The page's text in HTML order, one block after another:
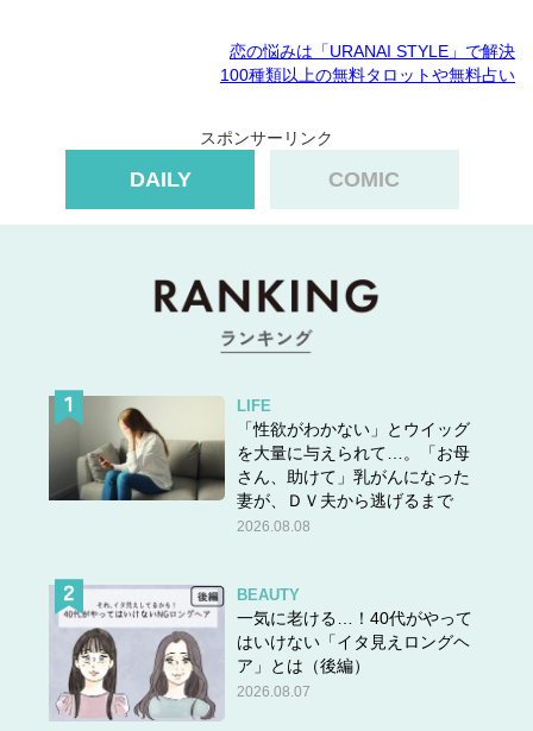
恋の悩みは「URANAI STYLE」で解決
100種類以上の無料タロットや無料占い
スポンサーリンク
DAILY COMIC
LIFE
「性欲がわかない」とウイッグ
を大量に与えられて…。「お母
さん、助けて」乳がんになった
妻が、ＤＶ夫から逃げるまで
2026.08.08
BEAUTY
一気に老ける…！40代がやって
はいけない「イタ見えロングヘ
ア」とは（後編）
2026.08.07